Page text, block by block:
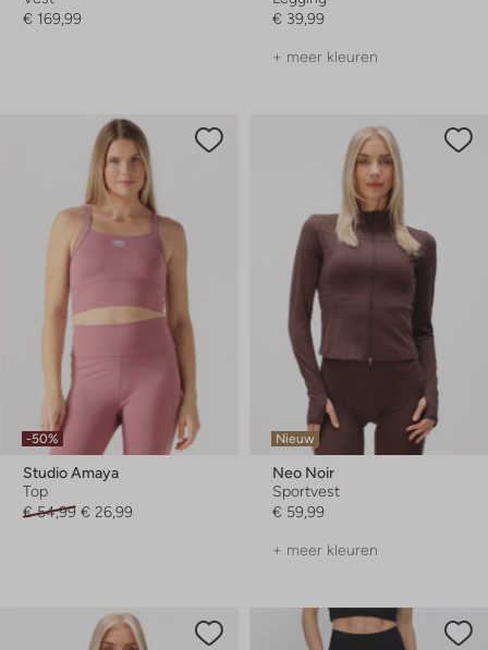
€ 169,99
€ 39,99
+ meer kleuren
-50%
Studio Amaya
Top
€ 54,99 € 26,99
Nieuw
Neo Noir
Sportvest
€ 59,99
+ meer kleuren